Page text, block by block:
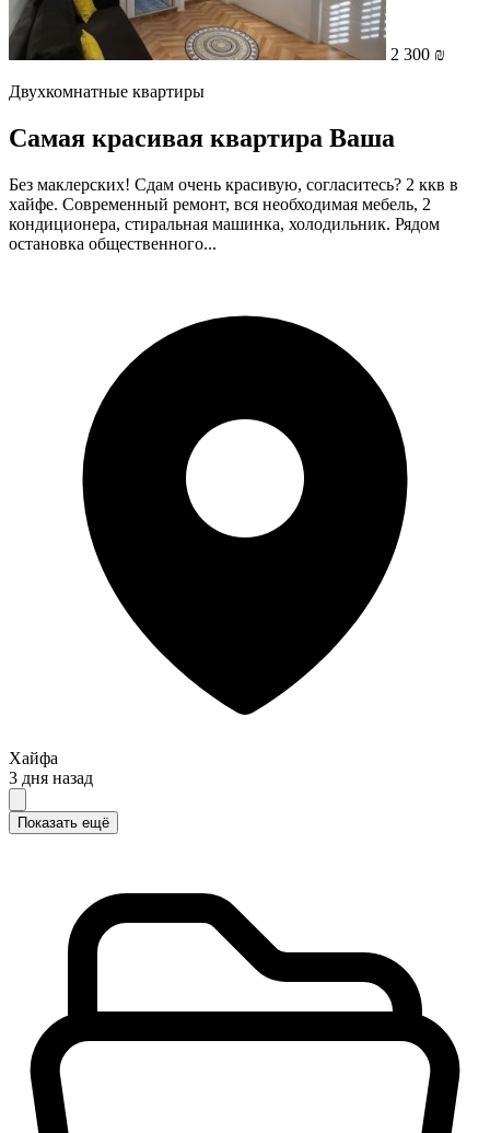
2 300 ₪
Двухкомнатные квартиры
Самая красивая квартира Ваша
Без маклерских! Сдам очень красивую, согласитесь? 2 ккв в
хайфе. Современный ремонт, вся необходимая мебель, 2
кондиционера, стиральная машинка, холодильник. Рядом
остановка общественного...
Хайфа
3 дня назад
Показать ещё